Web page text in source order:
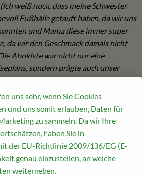
weiß noch, dass meine Schwester
Fußbälle getauft haben, da wir uns
und Mama diese immer super
da wir den Geschmack damals nicht
Abokiste war nicht nur eine
sondern prägte auch unser
Umgang mit Lebensmittel.
Rosenkohl gerne und wohne
Mann weiterhin in Dortmund, so dass
Abokiste erhalten können. Zudem
den Hofladen, der von uns nur 10
Abokiste schafft es aus unserer Sicht,
in die Stadt zu holen und
uns sehr, wenn Sie Cookies
und uns somit erlauben, Daten für
zu sammeln. Da wir Ihre
haben Sie in
der EU-Richtlinie 2009/136/EG (E-
genau einzustellen, an welche
weitergeben.